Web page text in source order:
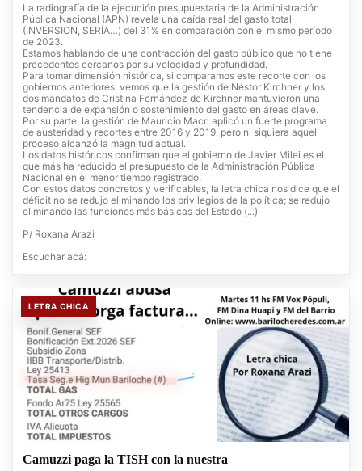
La radiografía de la ejecución presupuestaria de la Administración
Pública Nacional (APN) revela una caída real del gasto total
(INVERSION, SERÍA…) del 31% en comparación con el mismo período
de 2023.
Estamos hablando de una contracción del gasto público que no tiene
precedentes cercanos por su velocidad y profundidad.
Para tomar dimensión histórica, si comparamos este recorte con los
gobiernos anteriores, vemos que la gestión de Néstor Kirchner y los
dos mandatos de Cristina Fernández de Kirchner mantuvieron una
tendencia de expansión o sostenimiento del gasto en áreas clave.
Por su parte, la gestión de Mauricio Macri aplicó un fuerte programa
de austeridad y recortes entre 2016 y 2019, pero ni siquiera aquel
proceso alcanzó la magnitud actual.
Los datos históricos confirman que el gobierno de Javier Milei es el
que más ha reducido el presupuesto de la Administración Pública
Nacional en el menor tiempo registrado.
Con estos datos concretos y verificables, la letra chica nos dice que el
déficit no se redujo eliminando los privilegios de la política; se redujo
eliminando las funciones más básicas del Estado (...)
P/ Roxana Arazi
Escuchar acá:
LETRA CHICA
Camuzzi paga la TISH con la nuestra